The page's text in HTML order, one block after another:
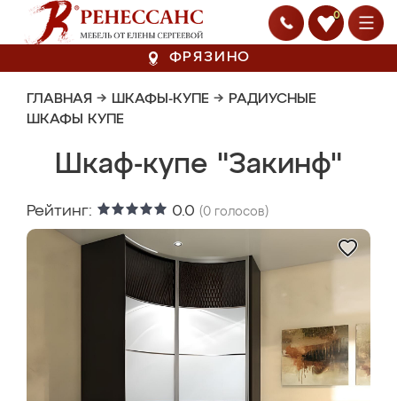
0
ФРЯЗИНО
ГЛАВНАЯ → ШКАФЫ-КУПЕ → РАДИУСНЫЕ
ШКАФЫ КУПЕ
Шкаф-купе "Закинф"
Рейтинг: 0.0 (0 голосов)